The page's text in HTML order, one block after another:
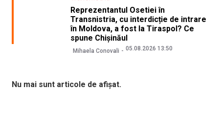
Reprezentantul Osetiei în
Transnistria, cu interdicție de intrare
în Moldova, a fost la Tiraspol? Ce
spune Chișinăul
Mihaela Conovali 05.08.2026 13:50
Nu mai sunt articole de afișat.